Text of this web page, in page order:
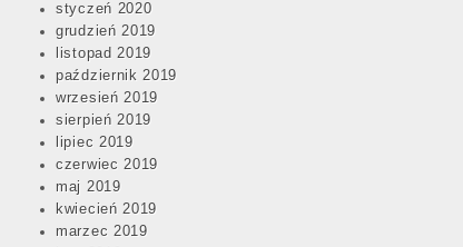
styczeń 2020
grudzień 2019
listopad 2019
październik 2019
wrzesień 2019
sierpień 2019
lipiec 2019
czerwiec 2019
maj 2019
kwiecień 2019
marzec 2019